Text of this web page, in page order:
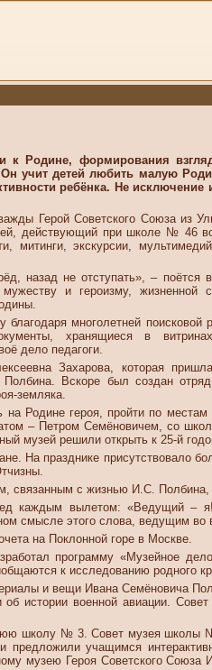
к Родине, формирования
детей любить малую
ребёнка. Не
Герой Советского Союза из
действующий при школе № 46
митинги, экскурсии,
назад не отступать», –
и героизму, жизненной
многолетней
хранящиеся в
дело педагоги.
Захарова, которая
Вскоре был создан
земляка.
Родине героя, пройти по
– Петром Семёновичем, со
музей решили открыть к 25-й
На празднике присутствовало
с жизнью И.С. Полбина,
каждым вылетом: «Ведущий –
смысле этого слова, ведущим во
на Поклонной горе в Москве.
программу «Музейное
к исследованию родного
и вещи Ивана Семёновича
истории военной авиации.
школу № 3. Совет музея школы
учащимся
музею Героя Советского Союза